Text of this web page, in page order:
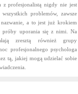
z profesjonalistą nigdy nie jest
problemów, zawsze
a to jest już krokiem
próby uporania się z nimi. Na
zresztą również grupy
profesjonalnego psychologa
tą, jakiej mogą udzielać sobie